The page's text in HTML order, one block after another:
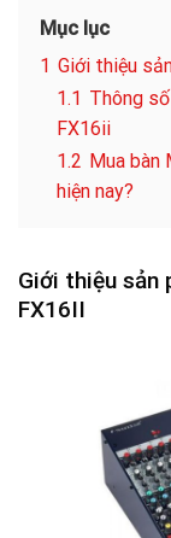
Mục lục
1 Giới thiệu
1.1 Thông
FX16ii
1.2 Mua bàn
hiện nay?
Giới thiệu sản
FX16II